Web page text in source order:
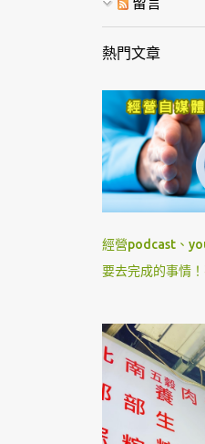
熱門文章
經營podcast、
要去完成的事情